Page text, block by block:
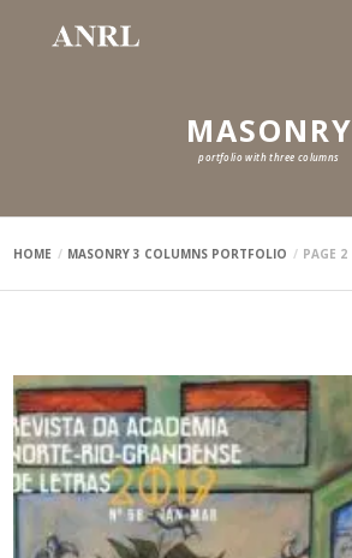
MASONRY
portfolio with three columns
HOME MASONRY 3 COLUMNS PORTFOLIO PAGE 2